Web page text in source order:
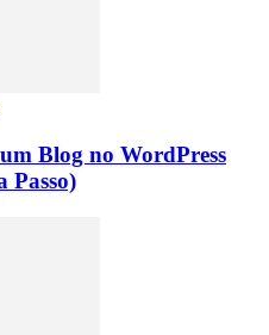
Blog no WordPress
Passo)